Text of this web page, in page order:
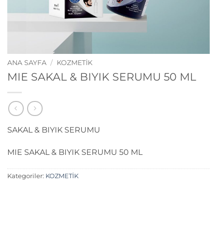
ANA SAYFA / KOZMETİK
MIE SAKAL & BIYIK SERUMU 50 ML
SAKAL & BIYIK SERUMU
MIE SAKAL & BIYIK SERUMU 50 ML
Kategoriler: KOZMETİK